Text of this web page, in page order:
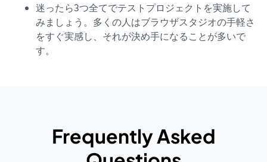
迷ったら3つ全てでテストプロジェクトを実施して
みましょう。多くの人はブラウザスタジオの手軽さ
をすぐ実感し、それが決め手になることが多いで
す。
Frequently Asked